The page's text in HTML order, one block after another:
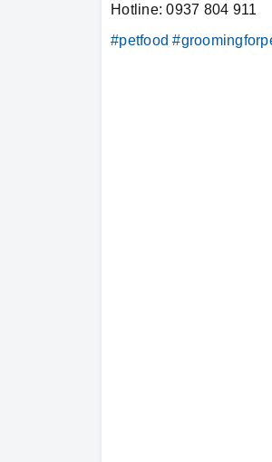
Hotline: 0937 804 911
#petfood